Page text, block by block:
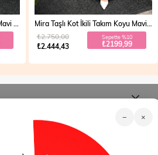
Mira Taşlı Kot İkili Takım Koyu Mavi 19286
₺2.444,43
₺2.750,00 Sepette %10
₺2199,99
− ×